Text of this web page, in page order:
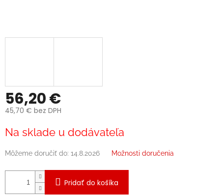
56,20 €
45,70 € bez DPH
cena:
Na sklade u dodávateľa
Môžeme doručiť do: 14.8.2026 Možnosti doručenia
Pridať do košíka